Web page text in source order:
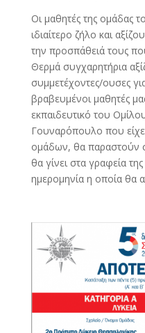
Οι μαθητές της ομάδας
ιδιαίτερο ζήλο και
την προσπάθειά τους
Θερμά συγχαρητήρια
συμμετέχοντες/ουσες
βραβευμένοι μαθητές
εκπαιδευτικό του
Γουναρόπουλο που
ομάδων, θα παραστούν
θα γίνει στα γραφεία
ημερομηνία η οποία θα